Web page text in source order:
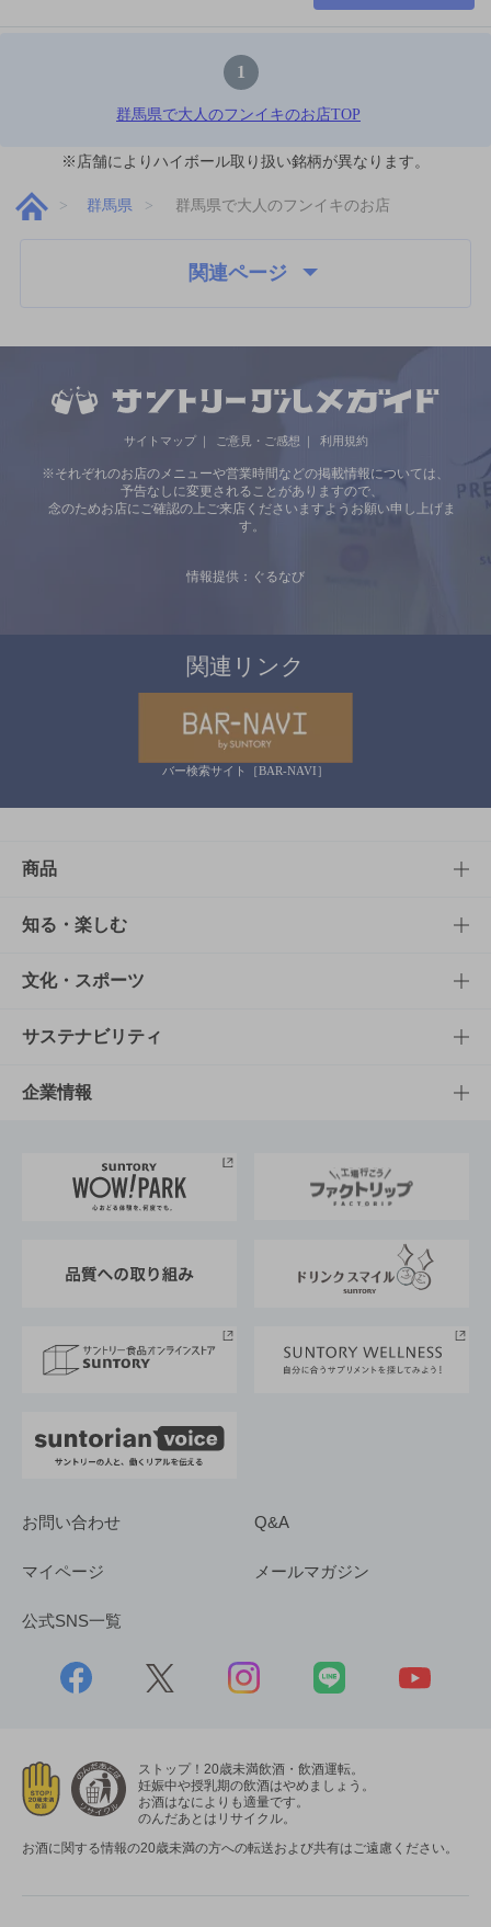
1
群馬県で大人のフンイキのお店TOP
※店舗によりハイボール取り扱い銘柄が異なります。
群馬県 群馬県で大人のフンイキのお店
関連ページ
サイトマップ ご意見・ご感想 利用規約
※それぞれのお店のメニューや営業時間などの掲載情報については、
予告なしに変更されることがありますので、
念のためお店にご確認の上ご来店くださいますようお願い申し上げま
す。
情報提供：ぐるなび
関連リンク
バー検索サイト［BAR-NAVI］
商品
商品TOP
商品一覧
商品発売情報
栄養成分一覧
知る・楽しむ
知る・楽しむTOP
キャンペーン
工場見学
地域情報
文化・スポーツ
文化・スポーツTOP
サントリーホール
サントリーサンバーズ大阪
サステナビリティ
サステナビリティTOP
サントリーが考えるサステナビリティ経営
企業情報
企業概要
採用情報
お問い合わせ Q&A
マイページ メールマガジン
公式SNS一覧
ストップ！20歳未満飲酒・飲酒運転。
妊娠中や授乳期の飲酒はやめましょう。
お酒はなによりも適量です。
のんだあとはリサイクル。
お酒に関する情報の20歳未満の方への転送および共有はご遠慮ください。